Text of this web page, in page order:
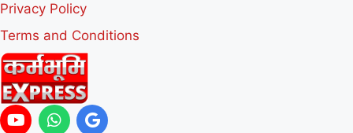
Privacy Policy
Terms and Conditions